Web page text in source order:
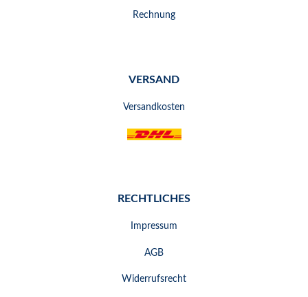
Rechnung
VERSAND
Versandkosten
RECHTLICHES
Impressum
AGB
Widerrufsrecht